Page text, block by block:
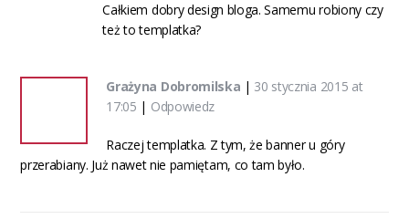
Całkiem dobry design bloga. Samemu robiony czy
też to templatka?
Grażyna Dobromilska | 30 stycznia 2015 at
17:05 | Odpowiedz
Raczej templatka. Z tym, że banner u góry
przerabiany. Już nawet nie pamiętam, co tam było.